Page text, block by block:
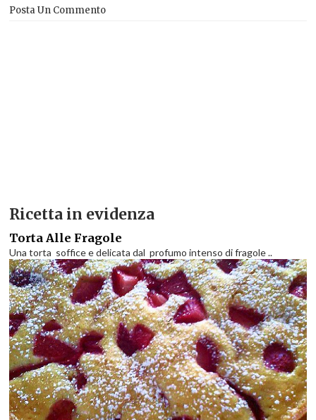
Posta Un Commento
Ricetta in evidenza
Torta Alle Fragole
Una torta soffice e delicata dal profumo intenso di fragole ..